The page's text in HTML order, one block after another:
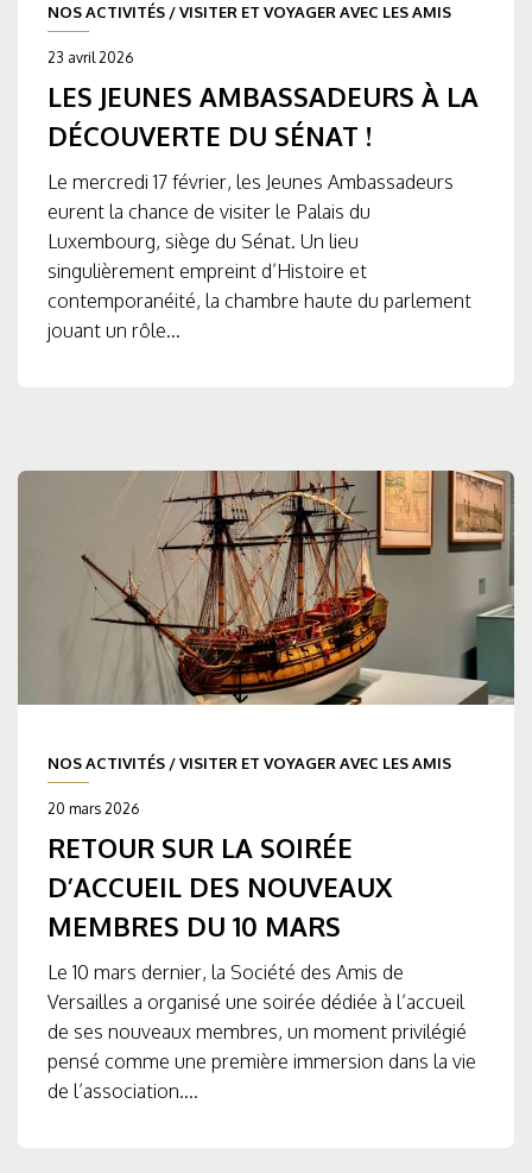
NOS ACTIVITÉS /VISITER ET VOYAGER AVEC LES AMIS
23 avril 2026
LES JEUNES AMBASSADEURS À LA
DÉCOUVERTE DU SÉNAT !
Le mercredi 17 février, les Jeunes Ambassadeurs
eurent la chance de visiter le Palais du
Luxembourg, siège du Sénat. Un lieu
singulièrement empreint d’Histoire et
contemporanéité, la chambre haute du parlement
jouant un rôle...
NOS ACTIVITÉS /VISITER ET VOYAGER AVEC LES AMIS
20 mars 2026
RETOUR SUR LA SOIRÉE
D’ACCUEIL DES NOUVEAUX
MEMBRES DU 10 MARS
Le 10 mars dernier, la Société des Amis de
Versailles a organisé une soirée dédiée à l’accueil
de ses nouveaux membres, un moment privilégié
pensé comme une première immersion dans la vie
de l’association....